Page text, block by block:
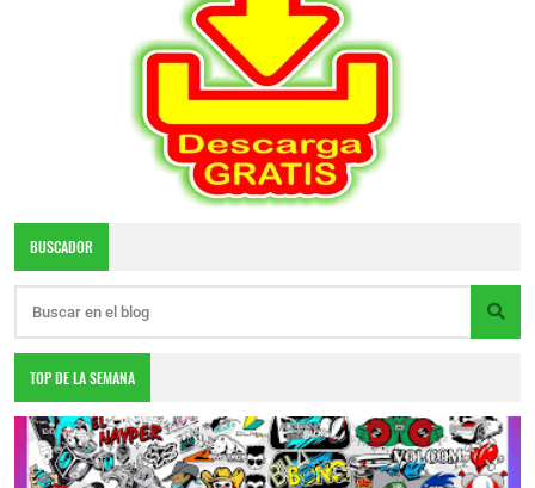
BUSCADOR
TOP DE LA SEMANA